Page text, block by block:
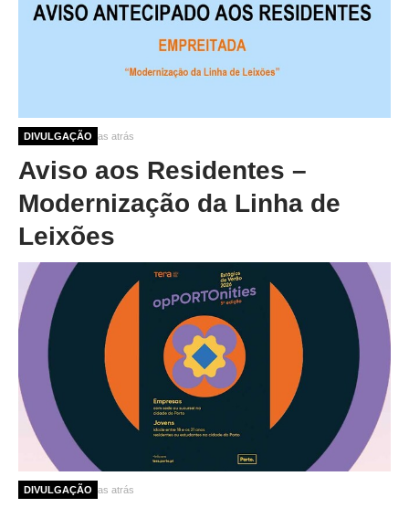
CONTACTO E HORÁRIO GIP
CONTACTOS
DIVULGAÇÃO
2 meses 3 semanas atrás
Aviso aos Residentes –
Modernização da Linha de
Leixões
DIVULGAÇÃO
4 meses 2 semanas atrás